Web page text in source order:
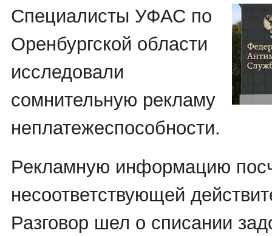
Специалисты УФАС по
Оренбургской области
исследовали
сомнительную рекламу
неплатежеспособности.
Рекламную информацию
несоответствующей
Разговор шел о списании